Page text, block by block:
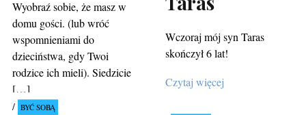
Wyobraź sobie, że masz w
domu gości. (lub wróć
wspomnieniami do
dzieciństwa, gdy Twoi
rodzice ich mieli). Siedzicie
[…]
BYĆ SOBĄ
Wczoraj mój syn Taras
skończył 6 lat!
Czytaj więcej